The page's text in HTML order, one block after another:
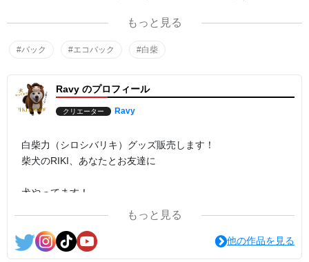
繊維製品ですので、1〜2cmの誤差が出る場合があります。
サイズ F
もっと見る
#バック #エコバック #白柴
Ravy のプロフィール
クリエーター Ravy
白柴力（シロシバリキ）グッズ販売します！
柴犬のRIKI、あなたとお友達に
犬やってます！
TikTokやYouTubeではクスッと笑える
ケリケリ姿などの白柴力動画などを投稿中。
もっと見る
他の作品を見る